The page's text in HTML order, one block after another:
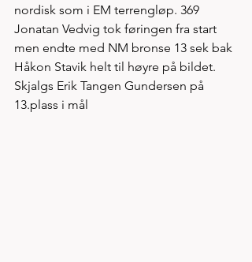
nordisk som i EM terrengløp. 369
Jonatan Vedvig tok føringen fra start
men endte med NM bronse 13 sek bak
Håkon Stavik helt til høyre på bildet.
Skjalgs Erik Tangen Gundersen på
13.plass i mål